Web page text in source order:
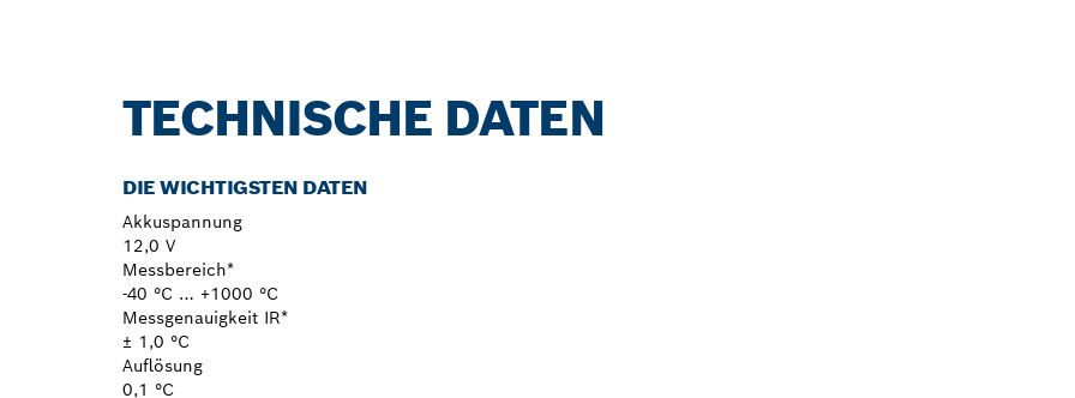
TECHNISCHE DATEN
DIE WICHTIGSTEN DATEN
Akkuspannung
12,0 V
Messbereich*
-40 °C … +1000 °C
Messgenauigkeit IR*
± 1,0 °C
Auflösung
0,1 °C